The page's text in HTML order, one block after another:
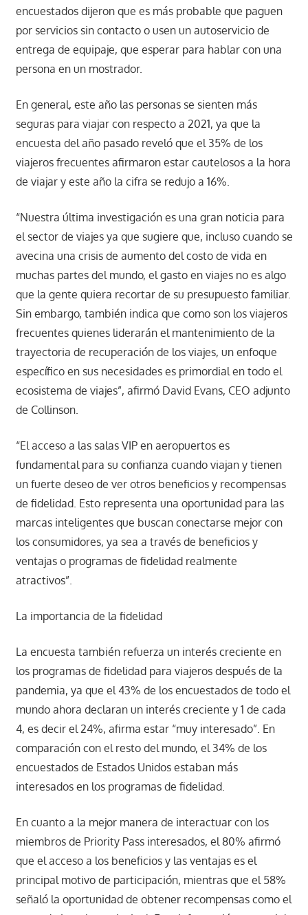
encuestados dijeron que es más probable que paguen
por servicios sin contacto o usen un autoservicio de
entrega de equipaje, que esperar para hablar con una
persona en un mostrador.
En general, este año las personas se sienten más
seguras para viajar con respecto a 2021, ya que la
encuesta del año pasado reveló que el 35% de los
viajeros frecuentes afirmaron estar cautelosos a la hora
de viajar y este año la cifra se redujo a 16%.
“Nuestra última investigación es una gran noticia para
el sector de viajes ya que sugiere que, incluso cuando se
avecina una crisis de aumento del costo de vida en
muchas partes del mundo, el gasto en viajes no es algo
que la gente quiera recortar de su presupuesto familiar.
Sin embargo, también indica que como son los viajeros
frecuentes quienes liderarán el mantenimiento de la
trayectoria de recuperación de los viajes, un enfoque
específico en sus necesidades es primordial en todo el
ecosistema de viajes”, afirmó David Evans, CEO adjunto
de Collinson.
“El acceso a las salas VIP en aeropuertos es
fundamental para su confianza cuando viajan y tienen
un fuerte deseo de ver otros beneficios y recompensas
de fidelidad. Esto representa una oportunidad para las
marcas inteligentes que buscan conectarse mejor con
los consumidores, ya sea a través de beneficios y
ventajas o programas de fidelidad realmente
atractivos”.
La importancia de la fidelidad
La encuesta también refuerza un interés creciente en
los programas de fidelidad para viajeros después de la
pandemia, ya que el 43% de los encuestados de todo el
mundo ahora declaran un interés creciente y 1 de cada
4, es decir el 24%, afirma estar “muy interesado”. En
comparación con el resto del mundo, el 34% de los
encuestados de Estados Unidos estaban más
interesados en los programas de fidelidad.
En cuanto a la mejor manera de interactuar con los
miembros de Priority Pass interesados, el 80% afirmó
que el acceso a los beneficios y las ventajas es el
principal motivo de participación, mientras que el 58%
señaló la oportunidad de obtener recompensas como el